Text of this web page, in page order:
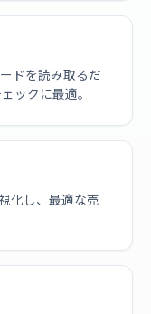
ドを読み取るだ
ックに最適。
化し、最適な売